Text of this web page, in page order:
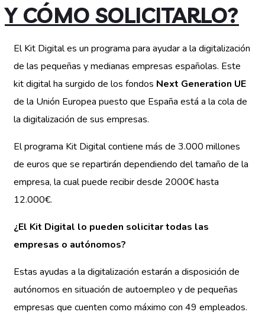
Y CÓMO SOLICITARLO?
El Kit Digital es un programa para ayudar a la digitalización
de las pequeñas y medianas empresas españolas. Este
kit digital ha surgido de los fondos Next Generation UE
de la Unión Europea puesto que España está a la cola de
la digitalización de sus empresas.
El programa Kit Digital contiene más de 3.000 millones
de euros que se repartirán dependiendo del tamaño de la
empresa, la cual puede recibir desde 2000€ hasta
12.000€.
¿El Kit Digital lo pueden solicitar todas las
empresas o autónomos?
Estas ayudas a la digitalización estarán a disposición de
autónomos en situación de autoempleo y de pequeñas
empresas que cuenten como máximo con 49 empleados.